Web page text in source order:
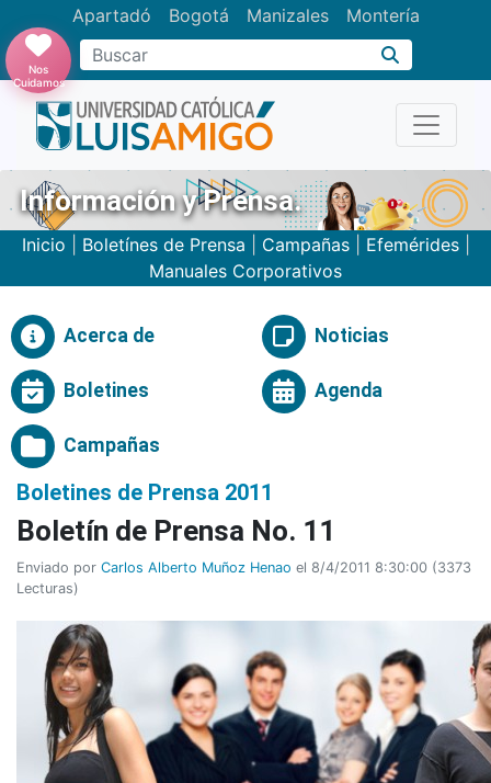
Apartadó Bogotá Manizales Montería
Buscar
Nos
Cuidamos
Información y Prensa.
Inicio Boletínes de Prensa Campañas| Efemérides|
Manuales Corporativos
Acerca de Noticias
Boletines Agenda
Campañas
Boletines de Prensa 2011
Boletín de Prensa No. 11
Enviado por Carlos Alberto Muñoz Henao el 8/4/2011 8:30:00 (3373
Lecturas)